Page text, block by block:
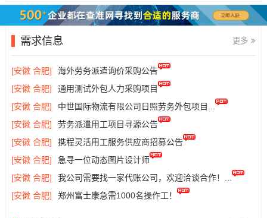
有限公司 技有限公司 技有限公司
需求信息 更多
[安徽 合肥]
海外劳务派遣询价采购公告
[安徽 合肥]
通用测试外包人力采购项目
[安徽 合肥]
中世国际物流有限公司日照劳务外包项目...
[安徽 合肥]
劳务派遣用工项目寻源公告
[安徽 合肥]
携程灵活用工服务供应商招募公告
[安徽 合肥]
急寻一位动态图片设计师
[安徽 合肥]
我公司需要找一家代账公司，欢迎洽谈合作！...
[安徽 合肥]
郑州富士康急需1000名操作工！